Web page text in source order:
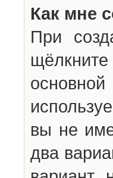
Как мне
При
вы не
два